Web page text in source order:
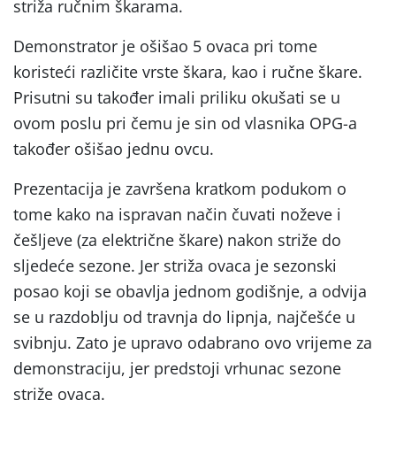
striža ručnim škarama.
Demonstrator je ošišao 5 ovaca pri tome
koristeći različite vrste škara, kao i ručne škare.
Prisutni su također imali priliku okušati se u
ovom poslu pri čemu je sin od vlasnika OPG-a
također ošišao jednu ovcu.
Prezentacija je završena kratkom podukom o
tome kako na ispravan način čuvati noževe i
češljeve (za električne škare) nakon striže do
sljedeće sezone. Jer striža ovaca je sezonski
posao koji se obavlja jednom godišnje, a odvija
se u razdoblju od travnja do lipnja, najčešće u
svibnju. Zato je upravo odabrano ovo vrijeme za
demonstraciju, jer predstoji vrhunac sezone
striže ovaca.